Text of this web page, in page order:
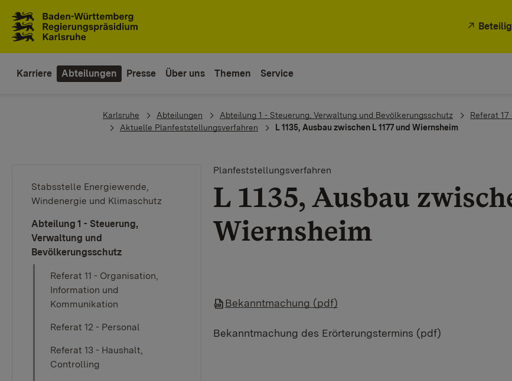
Karriere Abteilungen Presse Über uns Themen Service
You are here:
Karlsruhe Abteilungen Abteilung 1 - Steuerung, Verwaltung und Bevölkerungsschutz
Referat
Aktuelle Planfeststellungsverfahren
L 1135, Ausbau zwischen L 1177 und Wiernsheim
Stabsstelle Energiewende,
Windenergie und Klimaschutz
Abteilung 1 - Steuerung,
Verwaltung und
Bevölkerungsschutz
Referat 11 - Organisation,
Information und
Kommunikation
Referat 12 - Personal
Referat 13 - Haushalt,
Controlling
Planfeststellungsverfahren
L 1135, Ausbau
Wiernsheim
Bekanntmachung (pdf)
Bekanntmachung des Erörterungstermins (pdf)